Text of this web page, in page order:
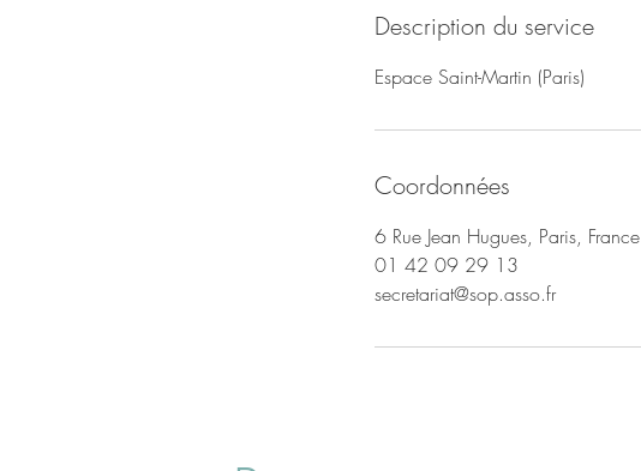
Description du service
Espace Saint-Martin (Paris)
Coordonnées
6 Rue Jean Hugues, Paris, France
01 42 09 29 13
secretariat@sop.asso.fr